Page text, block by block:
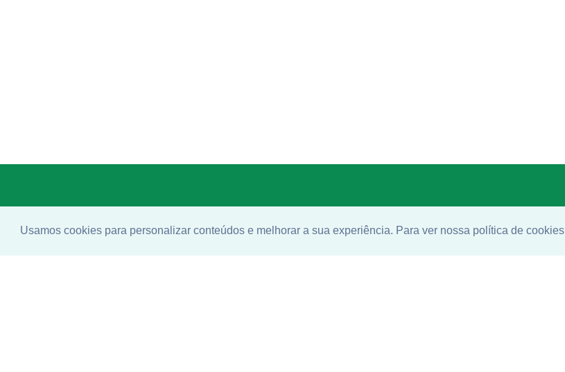
Usamos cookies para personalizar conteúdos e melhorar a sua experiência. Para ver nossa política de cookies